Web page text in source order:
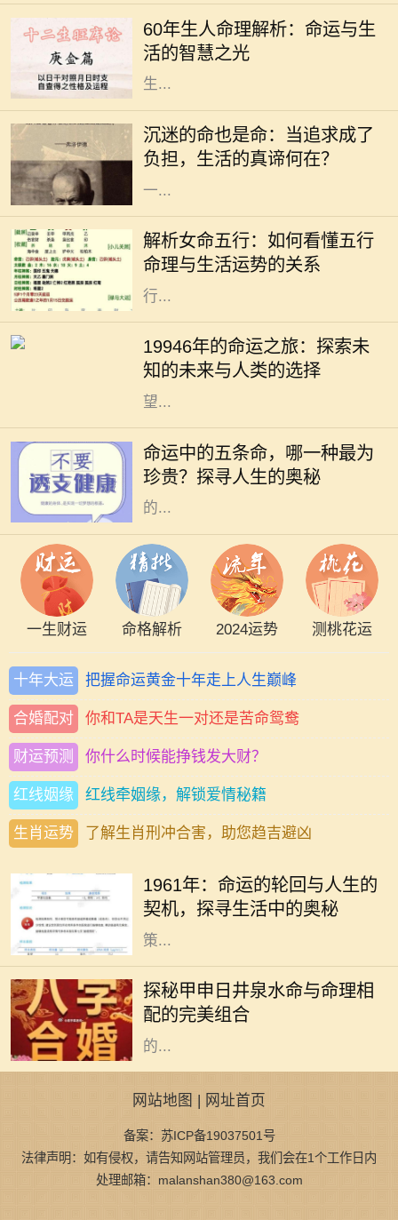
60年生人命理解析：命运与生
活的智慧之光
大精深的学问。对于1960年出生的
人，俗称“60年生人”，他们的命理特
征，往往吸引着众多人的关注。根据
生...
沉迷的命也是命：当追求成了
负担，生活的真谛何在？
在这个快速发展的社会中，许多人为
了追求自己的兴趣与爱好，甚至是事
业，不惜陷入沉迷的状态。沉迷看似
是对某件事的热爱，但当热爱演变为
一...
解析女命五行：如何看懂五行
命理与生活运势的关系
在中国传统命理学中，五行是理解命
运的重要工具。五行分别为金、木、
水、火、土，它们相互生克，影响着
每个人的命运。特别是女性命理，五
行...
19946年的命运之旅：探索未
知的未来与人类的选择
19946年的命运之旅：探索未知的未
来与人类的选择 19946年，这一年在
人类历史的长河中似乎显得异常遥
远。若我们从今日的视角向未来展
望...
命运中的五条命，哪一种最为
珍贵？探寻人生的奥秘
在人生的旅途中，我们每个人都在不
断探索自身的命运，而命运通常被视
为未知而神秘。在中国文化中，“五
条命”是一个富有哲理性的概念，指
的...
一生财运 命格解析 2024运势 测桃花运
十年大运 把握命运黄金十年走上人生巅峰
合婚配对 你和TA是天生一对还是苦命鸳鸯
财运预测 你什么时候能挣钱发大财？
红线姻缘 红线牵姻缘，解锁爱情秘籍
生肖运势 了解生肖刑冲合害，助您趋吉避凶
1961年：命运的轮回与人生的
契机，探寻生活中的奥秘
1961年，这是一个在历史长河中略显
一年，许多人经历了生命中的重大转
折，也采取了改变人生方向的重要决
策...
探秘甲申日井泉水命与命理相
配的完美组合
在庞大的命理学世界中，甲申日井泉
水命是其中的一颗璀璨明珠。它所象
征的内涵和特质，使得它在众多命格
中拥有独特的魅力和影响力。命理学
的...
网站地图 | 网址首页
备案：苏ICP备19037501号
法律声明：如有侵权，请告知网站管理员，我们会在1个工作日内
处理邮箱：malanshan380@163.com